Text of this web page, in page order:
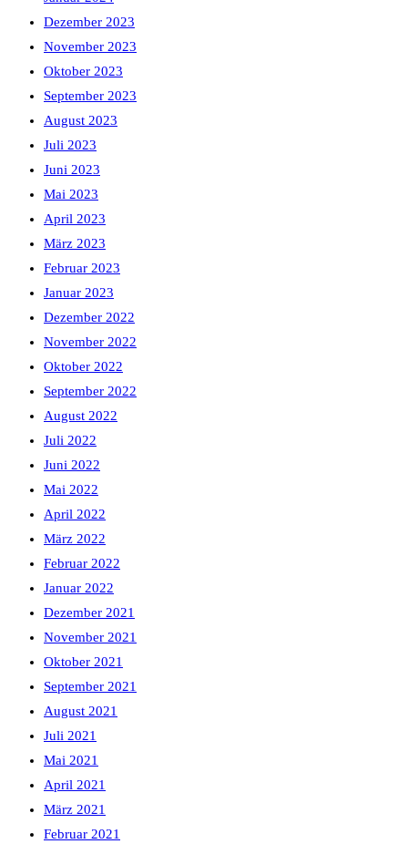
Dezember 2023
November 2023
Oktober 2023
September 2023
August 2023
Juli 2023
Juni 2023
Mai 2023
April 2023
März 2023
Februar 2023
Januar 2023
Dezember 2022
November 2022
Oktober 2022
September 2022
August 2022
Juli 2022
Juni 2022
Mai 2022
April 2022
März 2022
Februar 2022
Januar 2022
Dezember 2021
November 2021
Oktober 2021
September 2021
August 2021
Juli 2021
Mai 2021
April 2021
März 2021
Februar 2021